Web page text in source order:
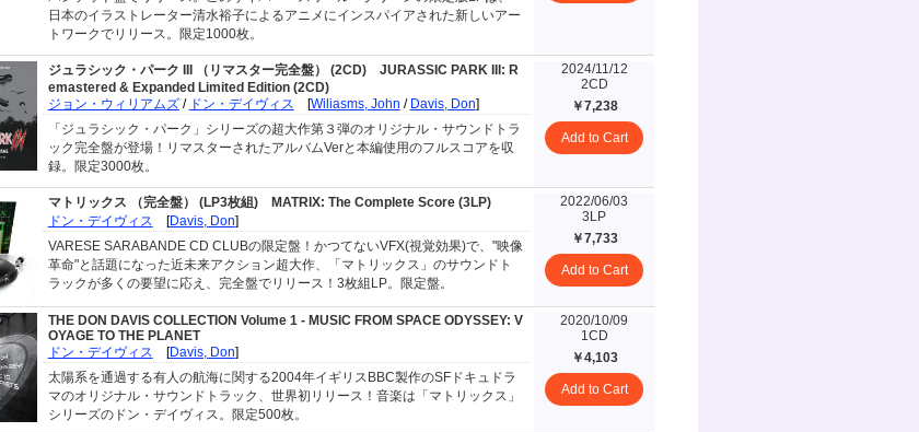
日本のイラストレーター清水裕子によるアニメにインスパイアされた新しいアー
トワークでリリース。限定1000枚。
ジュラシック・パーク III （リマスター完全盤） (2CD)
JURASSIC PARK III: R
emastered & Expanded Limited Edition (2CD)
ジョン・ウィリアムズ/ ドン・デイヴィス [Wiliasms, John / Davis, Don]
「ジュラシック・パーク」シリーズの超大作第３弾のオリジナル・サウンドトラ
ック完全盤が登場！リマスターされたアルバムVerと本編使用のフルスコアを収
録。限定3000枚。
2024/11/12
2CD
￥7,238
Add to Cart
マトリックス （完全盤） (LP3枚組)
MATRIX: The Complete Score (3LP)
ドン・デイヴィス [Davis, Don]
VARESE SARABANDE CD CLUBの限定盤！かつてないVFX(視覚効果)で、"映像
革命"と話題になった近未来アクション超大作、「マトリックス」のサウンドト
ラックが多くの要望に応え、完全盤でリリース！3枚組LP。限定盤。
2022/06/03
3LP
￥7,733
Add to Cart
THE DON DAVIS COLLECTION Volume 1 - MUSIC FROM SPACE ODYSSEY: V
OYAGE TO THE PLANET
ドン・デイヴィス [Davis, Don]
太陽系を通過する有人の航海に関する2004年イギリスBBC製作のSFドキュドラ
マのオリジナル・サウンドトラック、世界初リリース！音楽は「マトリックス」
シリーズのドン・デイヴィス。限定500枚。
2020/10/09
1CD
￥4,103
Add to Cart